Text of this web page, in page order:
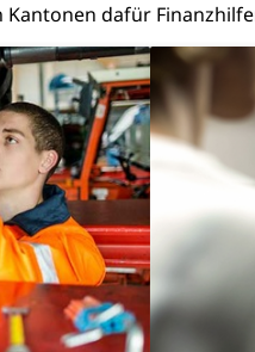
dafür
Zivilstandsregiste
elterliche